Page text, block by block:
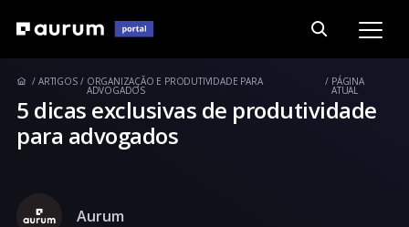
ARTIGOS ORGANIZAÇÃO E PRODUTIVIDADE PARA
ADVOGADOS
PÁGINA
ATUAL
5 dicas exclusivas de produtividade
para advogados
Aurum